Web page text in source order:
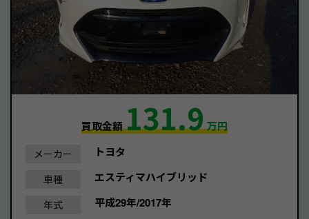
買取金額131.9万円
メーカー トヨタ
車種 エスティマハイブリッド
年式 平成29年/2017年